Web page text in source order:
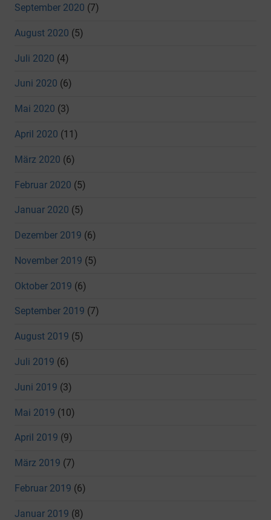
September 2020 (7)
August 2020 (5)
Juli 2020 (4)
Juni 2020 (6)
Mai 2020 (3)
April 2020 (11)
März 2020 (6)
Februar 2020 (5)
Januar 2020 (5)
Dezember 2019 (6)
November 2019 (5)
Oktober 2019 (6)
September 2019 (7)
August 2019 (5)
Juli 2019 (6)
Juni 2019 (3)
Mai 2019 (10)
April 2019 (9)
März 2019 (7)
Februar 2019 (6)
Januar 2019 (8)